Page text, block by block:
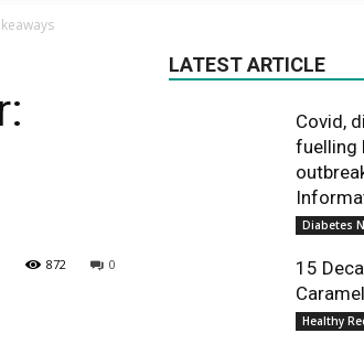
0
872
LATEST ARTICLE
Covid,
fuelling
Diabetes
15
Healthy